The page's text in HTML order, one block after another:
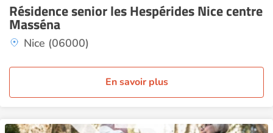
Résidence senior les Hespérides Nice centre
Masséna
Nice (06000)
En savoir plus